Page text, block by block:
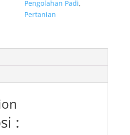
Pengolahan Padi,
Pertanian
: